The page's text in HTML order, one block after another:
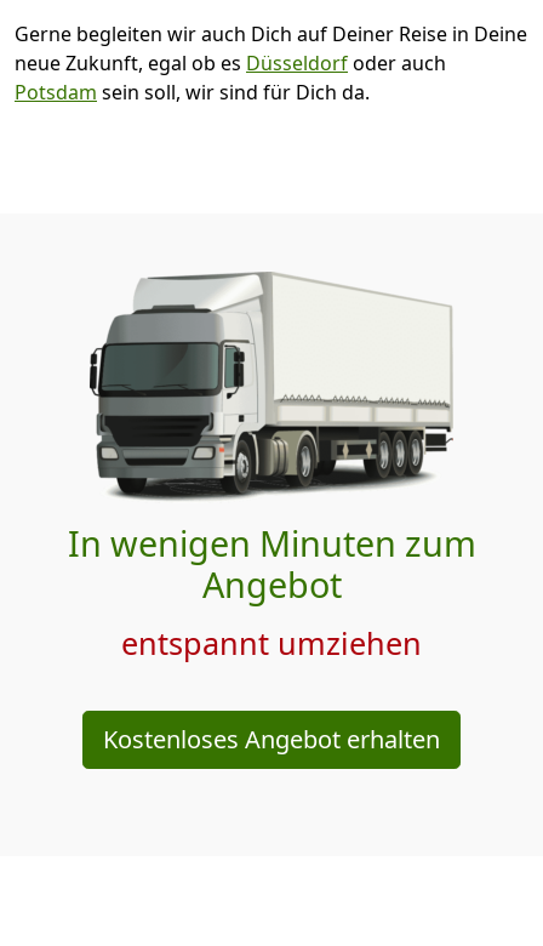
Gerne begleiten wir auch Dich auf Deiner Reise in Deine
neue Zukunft, egal ob es Düsseldorfoder auch
Potsdam sein soll, wir sind für Dich da.
In wenigen Minuten zum
Angebot
entspannt umziehen
Kostenloses Angebot erhalten